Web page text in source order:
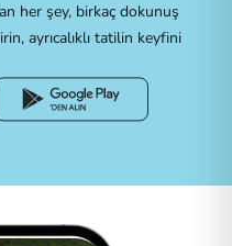
her şey, birkaç dokunuş
ayrıcalıklı tatilin keyfini